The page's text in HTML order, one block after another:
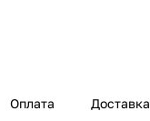
Оплата Доставка